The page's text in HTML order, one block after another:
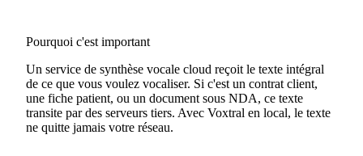
Pourquoi c'est important
Un service de synthèse vocale cloud reçoit le texte intégral
de ce que vous voulez vocaliser. Si c'est un contrat client,
une fiche patient, ou un document sous NDA, ce texte
transite par des serveurs tiers. Avec Voxtral en local, le texte
ne quitte jamais votre réseau.